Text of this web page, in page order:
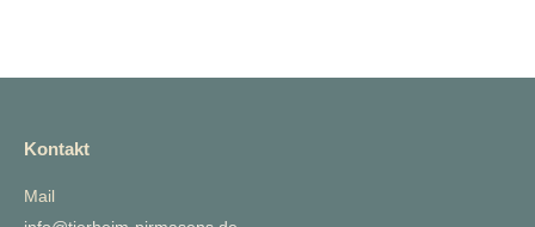
Kontakt
Mail